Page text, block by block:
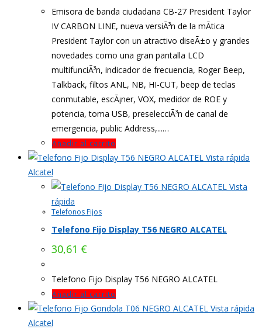
Emisora de banda ciudadana CB-27 President Taylor
IV CARBON LINE, nueva versiÃ³n de la mÃ­tica
President Taylor con un atractivo diseÃ±o y grandes
novedades como una gran pantalla LCD
multifunciÃ³n, indicador de frecuencia, Roger Beep,
Talkback, filtos ANL, NB, HI-CUT, beep de teclas
conmutable, escÃ¡ner, VOX, medidor de ROE y
potencia, toma USB, preselecciÃ³n de canal de
emergencia, public Address,...…
Añadir al carrito
Vista rápida
Alcatel
Vista
rápida
Telefonos Fijos
Telefono Fijo Display T56 NEGRO ALCATEL
30,61 €
Telefono Fijo Display T56 NEGRO ALCATEL
Añadir al carrito
Vista rápida
Alcatel